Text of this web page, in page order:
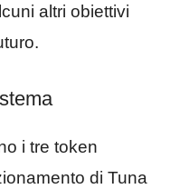
altri obiettivi
i tre token
di Tuna